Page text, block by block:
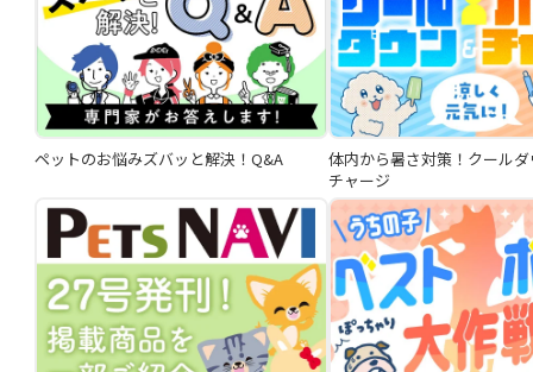
ペットのお悩みズバッと解決！Q&A
体内から暑さ対策！クール
チャージ